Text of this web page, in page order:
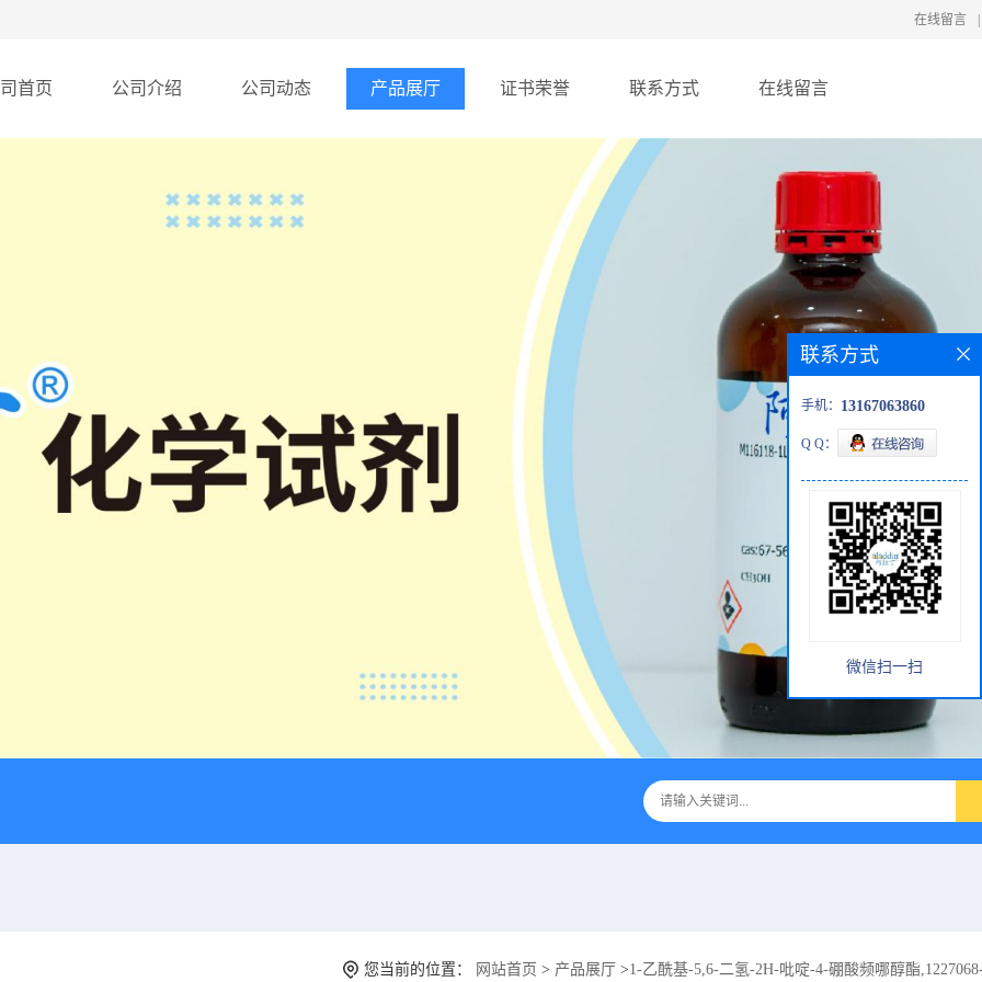
在线留言
首页 公司介绍 公司动态 产品展厅 证书荣誉 联系方式 在线留言
您当前的位置： 网站首页 > 产品展厅 >1-乙酰基-5,6-二氢-2H-吡啶-4-硼酸频哪醇酯
联系方式
手机： 13167063860
Q Q：
微信扫一扫